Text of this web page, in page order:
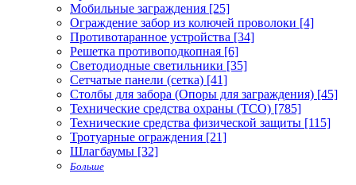
Мобильные заграждения [25]
Ограждение забор из колючей проволоки [4]
Противотаранное устройства [34]
Решетка противоподкопная [6]
Светодиодные светильники [35]
Сетчатые панели (сетка) [41]
Столбы для забора (Опоры для заграждения) [45]
Технические средства охраны (ТСО) [785]
Технические средства физической защиты [115]
Тротуарные ограждения [21]
Шлагбаумы [32]
Больше